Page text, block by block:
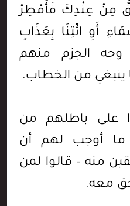
مِنْ عِنْدِكَ فَأَمْطِرْ
أَوِ ائْتِنَا بِعَذَابٍ
وجه الجزم منهم
ينبغي من الخطاب.
على باطلهم من
ما أوجب لهم أن
منه - قالوا لمن
معه.